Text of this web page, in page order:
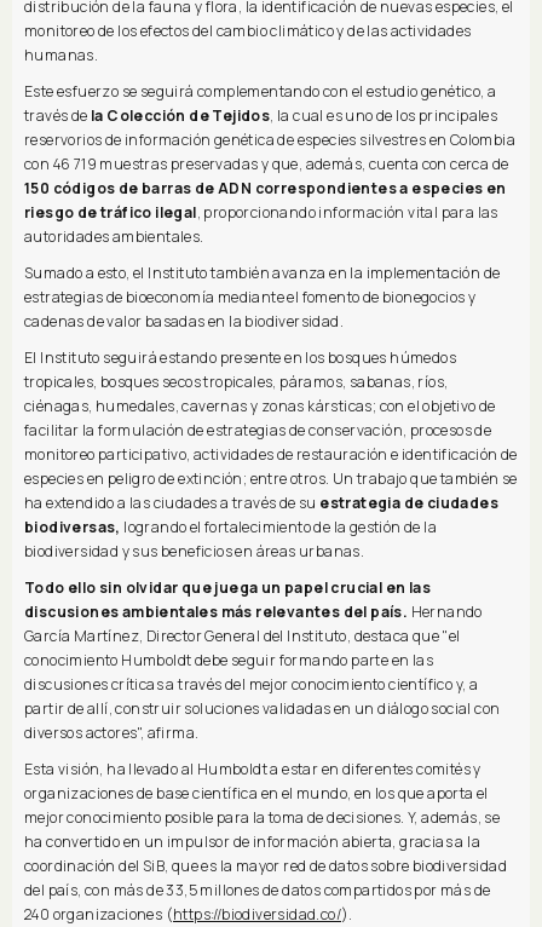
distribución de la fauna y flora, la identificación de nuevas especies, el
monitoreo de los efectos del cambio climático y de las actividades
humanas.
Este esfuerzo se seguirá complementando con el estudio genético, a
través de la Colección de Tejidos, la cual es uno de los principales
reservorios de información genética de especies silvestres en Colombia
con 46 719 muestras preservadas y que, además, cuenta con cerca de
150 códigos de barras de ADN correspondientes a especies en
riesgo de tráfico ilegal, proporcionando información vital para las
autoridades ambientales.
Sumado a esto, el Instituto también avanza en la implementación de
estrategias de bioeconomía mediante el fomento de bionegocios y
cadenas de valor basadas en la biodiversidad.
El Instituto seguirá estando presente en los bosques húmedos
tropicales, bosques secos tropicales, páramos, sabanas, ríos,
ciénagas, humedales, cavernas y zonas kársticas; con el objetivo de
facilitar la formulación de estrategias de conservación, procesos de
monitoreo participativo, actividades de restauración e identificación de
especies en peligro de extinción; entre otros. Un trabajo que también se
ha extendido a las ciudades a través de su estrategia de ciudades
biodiversas, logrando el fortalecimiento de la gestión de la
biodiversidad y sus beneficios en áreas urbanas.
Todo ello sin olvidar que juega un papel crucial en las
discusiones ambientales más relevantes del país. Hernando
García Martínez, Director General del Instituto, destaca que "el
conocimiento Humboldt debe seguir formando parte en las
discusiones críticas a través del mejor conocimiento científico y, a
partir de allí, construir soluciones validadas en un diálogo social con
diversos actores", afirma.
Esta visión, ha llevado al Humboldt a estar en diferentes comités y
organizaciones de base científica en el mundo, en los que aporta el
mejor conocimiento posible para la toma de decisiones. Y, además, se
ha convertido en un impulsor de información abierta, gracias a la
coordinación del SiB, que es la mayor red de datos sobre biodiversidad
del país, con más de 33,5 millones de datos compartidos por más de
240 organizaciones (https://biodiversidad.co/).